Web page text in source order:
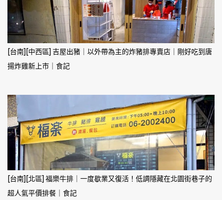
[台南][中西區] 吉屋出豬｜以外帶為主的炸豬排專賣店｜剛好吃到唐
揚炸雞新上市｜食記
[台南][北區] 福樂牛排｜一度歇業又復活！低調隱藏在北園街巷子的
超人氣平價排餐｜食記